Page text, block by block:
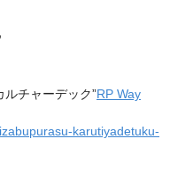
チャーデック”RP Way
karutiyadetuku-